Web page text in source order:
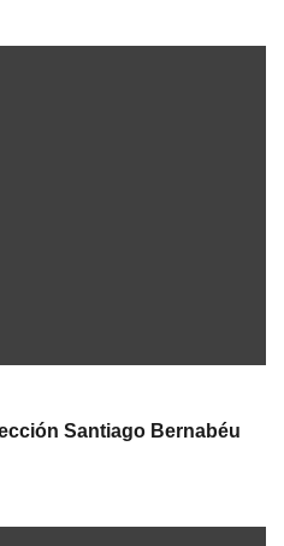
Santiago Bernabéu